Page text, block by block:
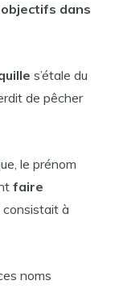
dans
s’étale du
de pêcher
le prénom
faire
consistait à
noms